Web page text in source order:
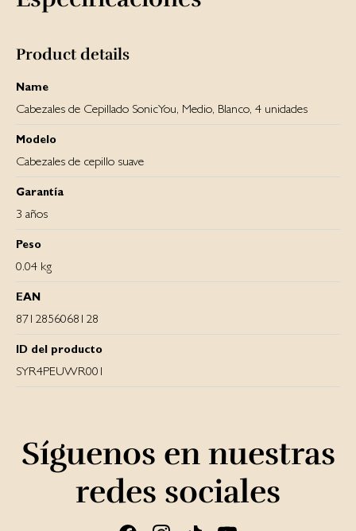
Product details
Name
Cabezales de Cepillado SonicYou, Medio, Blanco, 4 unidades
Modelo
Cabezales de cepillo suave
Garantía
3 años
Peso
0.04 kg
EAN
8712856068128
ID del producto
SYR4PEUWR001
Síguenos en nuestras
redes sociales